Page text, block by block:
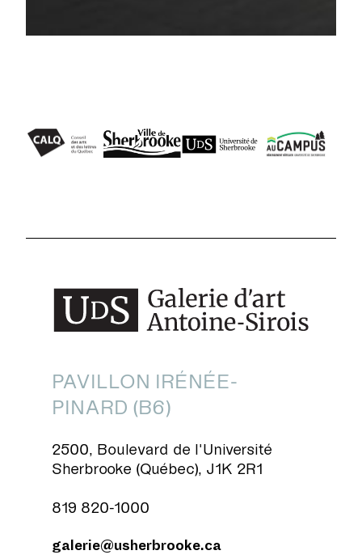
PAVILLON IRÉNÉE-
PINARD (B6)
2500, Boulevard de l'Université
Sherbrooke (Québec), J1K 2R1
819 820-1000
galerie@usherbrooke.ca